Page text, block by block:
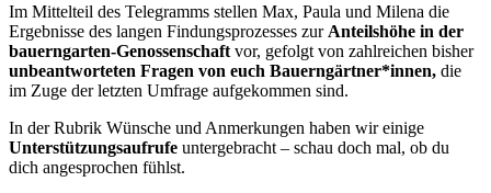
Im Mittelteil des Telegramms stellen Max, Paula und Milena die
Ergebnisse des langen Findungsprozesses zur Anteilshöhe in der
bauerngarten-Genossenschaft vor, gefolgt von zahlreichen bisher
unbeantworteten Fragen von euch Bauerngärtner*innen, die
im Zuge der letzten Umfrage aufgekommen sind.
In der Rubrik Wünsche und Anmerkungen haben wir einige
Unterstützungsaufrufe untergebracht – schau doch mal, ob du
dich angesprochen fühlst.